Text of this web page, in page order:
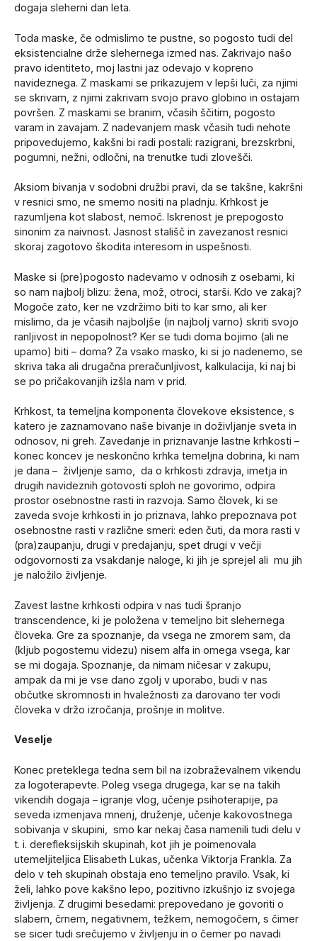
dogaja sleherni dan leta.
Toda maske, če odmislimo te pustne, so pogosto tudi del
eksistencialne drže slehernega izmed nas. Zakrivajo našo
pravo identiteto, moj lastni jaz odevajo v kopreno
navideznega. Z maskami se prikazujem v lepši luči, za njimi
se skrivam, z njimi zakrivam svojo pravo globino in ostajam
površen. Z maskami se branim, včasih ščitim, pogosto
varam in zavajam. Z nadevanjem mask včasih tudi nehote
pripovedujemo, kakšni bi radi postali: razigrani, brezskrbni,
pogumni, nežni, odločni, na trenutke tudi zlovešči.
Aksiom bivanja v sodobni družbi pravi, da se takšne, kakršni
v resnici smo, ne smemo nositi na pladnju. Krhkost je
razumljena kot slabost, nemoč. Iskrenost je prepogosto
sinonim za naivnost. Jasnost stališč in zavezanost resnici
skoraj zagotovo škodita interesom in uspešnosti.
Maske si (pre)pogosto nadevamo v odnosih z osebami, ki
so nam najbolj blizu: žena, mož, otroci, starši. Kdo ve zakaj?
Mogoče zato, ker ne vzdržimo biti to kar smo, ali ker
mislimo, da je včasih najboljše (in najbolj varno) skriti svojo
ranljivost in nepopolnost? Ker se tudi doma bojimo (ali ne
upamo) biti – doma? Za vsako masko, ki si jo nadenemo, se
skriva taka ali drugačna preračunljivost, kalkulacija, ki naj bi
se po pričakovanjih izšla nam v prid.
Krhkost, ta temeljna komponenta človekove eksistence, s
katero je zaznamovano naše bivanje in doživljanje sveta in
odnosov, ni greh. Zavedanje in priznavanje lastne krhkosti –
konec koncev je neskončno krhka temeljna dobrina, ki nam
je dana – življenje samo, da o krhkosti zdravja, imetja in
drugih navideznih gotovosti sploh ne govorimo, odpira
prostor osebnostne rasti in razvoja. Samo človek, ki se
zaveda svoje krhkosti in jo priznava, lahko prepoznava pot
osebnostne rasti v različne smeri: eden čuti, da mora rasti v
(pra)zaupanju, drugi v predajanju, spet drugi v večji
odgovornosti za vsakdanje naloge, ki jih je sprejel ali mu jih
je naložilo življenje.
Zavest lastne krhkosti odpira v nas tudi špranjo
transcendence, ki je položena v temeljno bit slehernega
človeka. Gre za spoznanje, da vsega ne zmorem sam, da
(kljub pogostemu videzu) nisem alfa in omega vsega, kar
se mi dogaja. Spoznanje, da nimam ničesar v zakupu,
ampak da mi je vse dano zgolj v uporabo, budi v nas
občutke skromnosti in hvaležnosti za darovano ter vodi
človeka v držo izročanja, prošnje in molitve.
Veselje
Konec preteklega tedna sem bil na izobraževalnem vikendu
za logoterapevte. Poleg vsega drugega, kar se na takih
vikendih dogaja – igranje vlog, učenje psihoterapije, pa
seveda izmenjava mnenj, druženje, učenje kakovostnega
sobivanja v skupini, smo kar nekaj časa namenili tudi delu v
t. i. derefleksijskih skupinah, kot jih je poimenovala
utemeljiteljica Elisabeth Lukas, učenka Viktorja Frankla. Za
delo v teh skupinah obstaja eno temeljno pravilo. Vsak, ki
želi, lahko pove kakšno lepo, pozitivno izkušnjo iz svojega
življenja. Z drugimi besedami: prepovedano je govoriti o
slabem, črnem, negativnem, težkem, nemogočem, s čimer
se sicer tudi srečujemo v življenju in o čemer po navadi